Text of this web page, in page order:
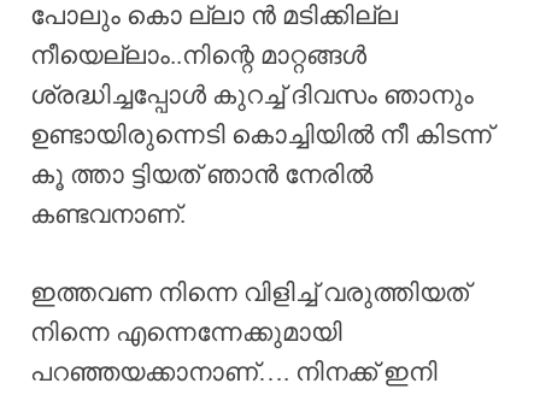
പോലും കൊ ല്ലാ ൻ മടിക്കില്ല
നീയെല്ലാം..നിന്റെ മാറ്റങ്ങൾ
ശ്രദ്ധിച്ചപ്പോൾ കുറച്ച് ദിവസം ഞാനും
ഉണ്ടായിരുന്നെടി കൊച്ചിയിൽ നീ കിടന്ന്
കൂ ത്താ ട്ടിയത് ഞാൻ നേരിൽ
കണ്ടവനാണ്.
ഇത്തവണ നിന്നെ വിളിച്ച് വരുത്തിയത്
നിന്നെ എന്നെന്നേക്കുമായി
പറഞ്ഞയക്കാനാണ്…. നിനക്ക് ഇനി